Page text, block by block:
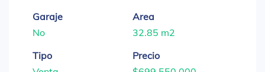
Garaje
No
Area
32.85 m2
Tipo
Precio